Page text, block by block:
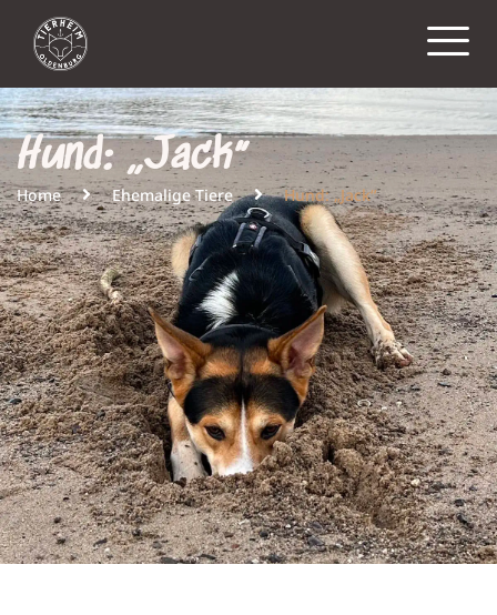
Hund: „Jack“
Home Ehemalige Tiere Hund: „Jack“